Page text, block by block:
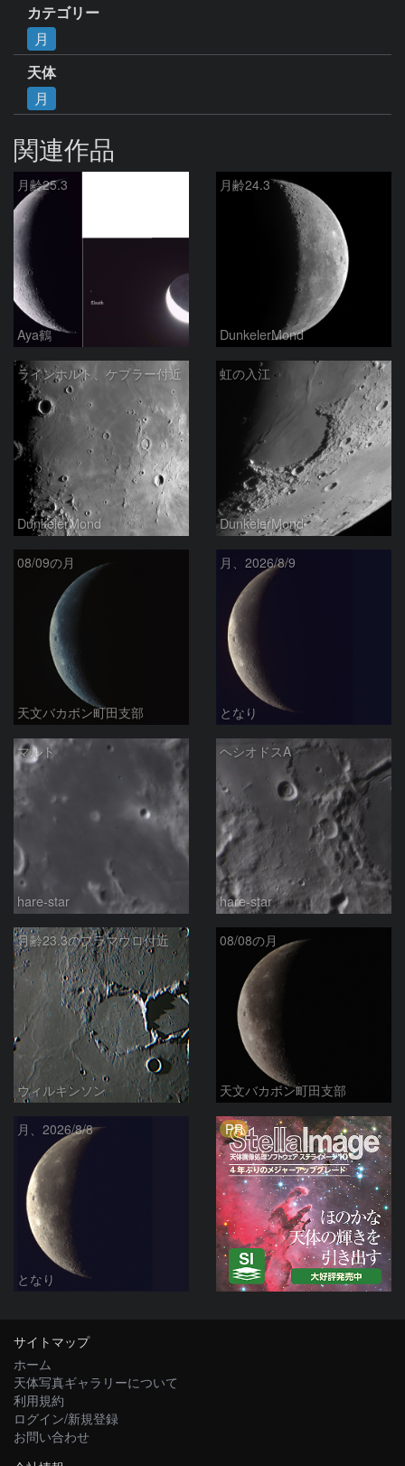
カテゴリー
月
天体
月
関連作品
月齢25.3
Aya鶴
月齢24.3
DunkelerMond
ラインホルト、ケプラー付近
DunkelerMond
虹の入江
DunkelerMond
08/09の月
天文バカボン町田支部
月、2026/8/9
となり
マルト
hare-star
ヘシオドスA
hare-star
月齢23.3のフラマウロ付近
ウィルキンソン
08/08の月
天文バカボン町田支部
月、2026/8/8
となり
PR
サイトマップ
ホーム
天体写真ギャラリーについて
利用規約
ログイン/新規登録
お問い合わせ